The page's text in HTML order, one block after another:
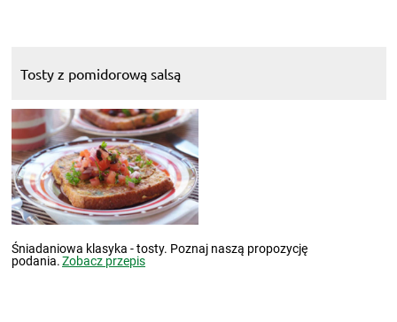
Tosty z pomidorową salsą
Śniadaniowa klasyka - tosty. Poznaj naszą propozycję
podania.Zobacz przepis